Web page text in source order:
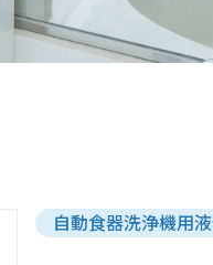
自動食器洗浄機用